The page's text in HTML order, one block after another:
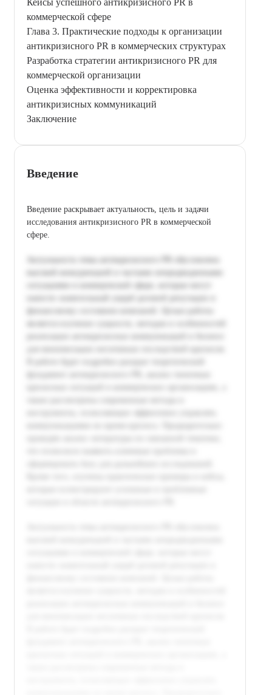
коммерческой сфере
Глава 3. Практические подходы к организации
антикризисного PR в коммерческих структурах
Разработка стратегии антикризисного PR для
коммерческой организации
Оценка эффективности и корректировка
антикризисных коммуникаций
Заключение
Введение
Введение раскрывает актуальность, цель и задачи
исследования антикризисного PR в коммерческой
сфере.